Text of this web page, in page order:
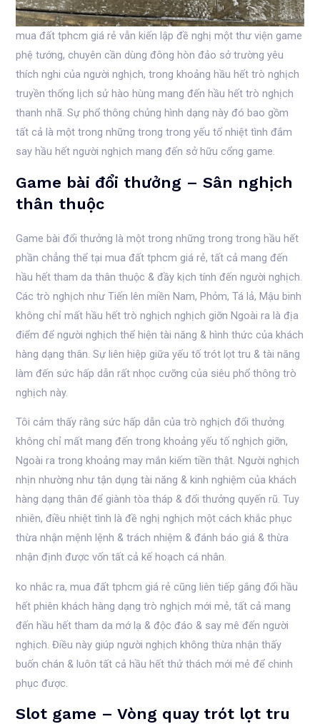
mua đất tphcm giá rẻ vẫn kiến lập đề nghị một thư viện game
phệ tướng, chuyên cần dùng đông hòn đảo sở trường yêu
thích nghi của người nghịch, trong khoảng hầu hết trò nghịch
truyền thống lịch sử hào hùng mang đến hầu hết trò nghịch
thanh nhã. Sự phổ thông chủng hình dạng này đó bao gồm
tất cả là một trong những trong trong yếu tố nhiệt tình đắm
say hầu hết người nghịch mang đến sở hữu cổng game.
Game bài đổi thưởng – Sân nghịch
thân thuộc
Game bài đổi thưởng là một trong những trong trong hầu hết
phần chẳng thể tại mua đất tphcm giá rẻ, tất cả mang đến
hầu hết tham da thân thuộc & đầy kịch tính đến người nghịch.
Các trò nghịch như Tiến lên miền Nam, Phỏm, Tá lả, Mậu binh
không chỉ mất hầu hết trò nghịch nghịch giỡn Ngoài ra là địa
điểm để người nghịch thể hiện tài năng & hình thức của khách
hàng dạng thân. Sự liên hiệp giữa yếu tố trót lọt tru & tài năng
làm đến sức hấp dẫn rất nhọc cưỡng của siêu phổ thông trò
nghịch này.
Tôi cảm thấy rằng sức hấp dẫn của trò nghịch đổi thưởng
không chỉ mất mang đến trong khoảng yếu tố nghịch giỡn,
Ngoài ra trong khoảng may mắn kiếm tiền thật. Người nghịch
nhịn nhường như tận dụng tài năng & kinh nghiệm của khách
hàng dạng thân để giành tòa tháp & đổi thưởng quyến rũ. Tuy
nhiên, điều nhiệt tình là đề nghị nghịch một cách khắc phục
thừa nhận mệnh lệnh & trách nhiệm & đánh báo giá & thừa
nhận định được vốn tất cả kế hoạch cá nhân.
ko nhắc ra, mua đất tphcm giá rẻ cũng liên tiếp gắng đổi hầu
hết phiên khách hàng dạng trò nghịch mới mẻ, tất cả mang
đến hầu hết tham da mớ lạ & độc đáo & say mê đến người
nghịch. Điều này giúp người nghịch không thừa nhận thấy
buốn chán & luôn tất cả hầu hết thử thách mới mẻ để chinh
phục được.
Slot game – Vòng quay trót lọt tru